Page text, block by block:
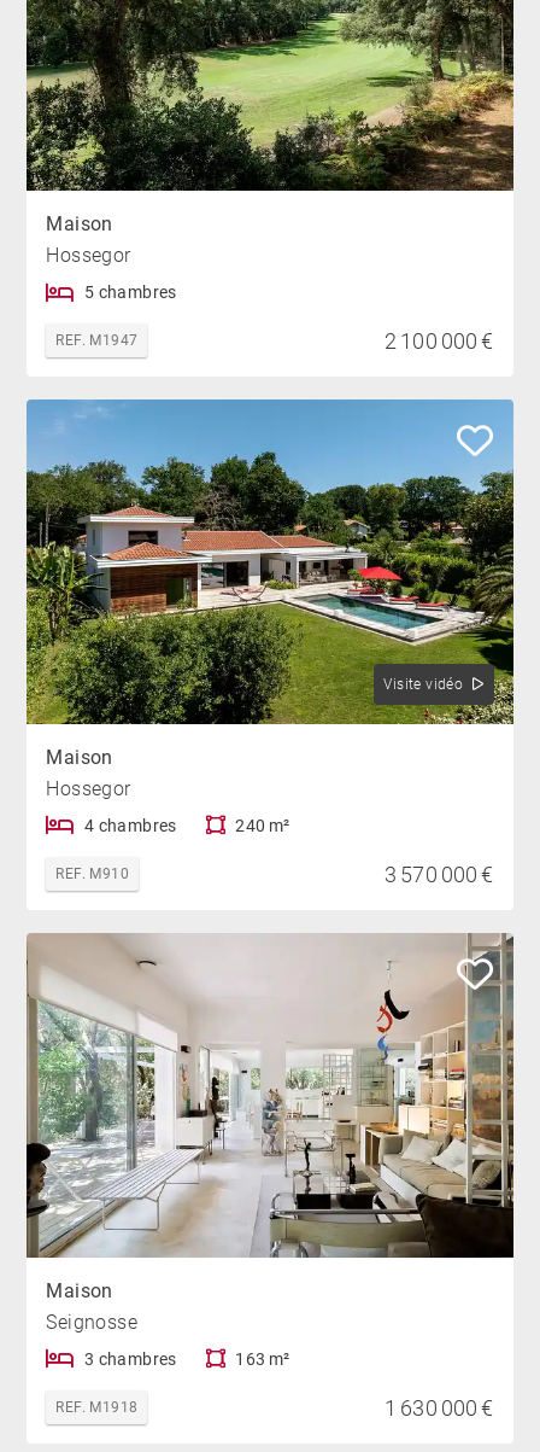
Maison
Hossegor
5 chambres
REF. M1947 2 100 000 €
Visite vidéo
Maison
Hossegor
4 chambres 240 m²
REF. M910 3 570 000 €
Maison
Seignosse
3 chambres 163 m²
REF. M1918 1 630 000 €